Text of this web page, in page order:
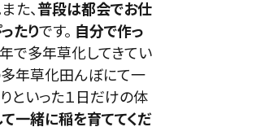
た、普段は都会でお仕
たりです。 自分で作っ
で多年草化してきてい
多年草化田んぼにて一
といった１日だけの体
一緒に稲を育ててくだ